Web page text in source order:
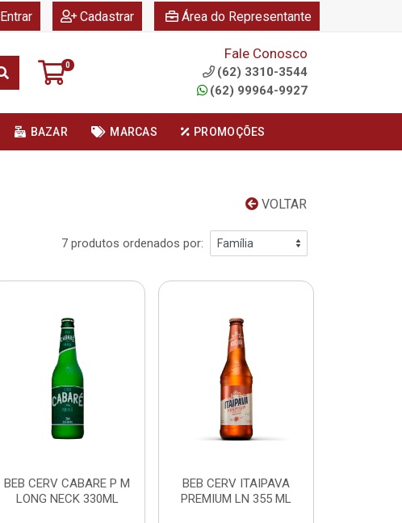
Entrar Cadastrar Área do Representante
0
Fale Conosco
(62) 3310-3544
(62) 99964-9927
BAZAR MARCAS PROMOÇÕES
VOLTAR
7 produtos ordenados por:
BEB CERV CABARE P M
LONG NECK 330ML
BEB CERV ITAIPAVA
PREMIUM LN 355 ML